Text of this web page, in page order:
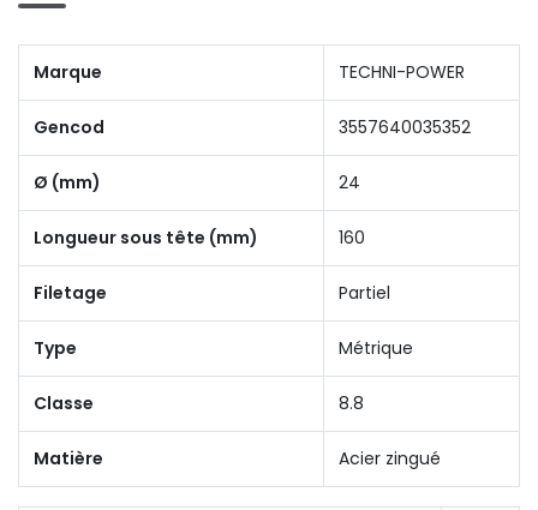
Marque TECHNI-POWER
Gencod 3557640035352
Ø (mm) 24
Longueur sous tête (mm) 160
Filetage Partiel
Type Métrique
Classe 8.8
Matière Acier zingué